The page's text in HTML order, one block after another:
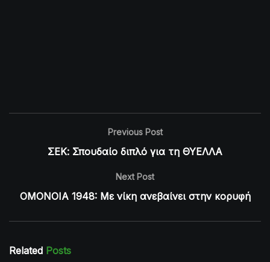
Previous Post
ΣΕΚ: Σπουδαίο διπλό για τη ΘΥΕΛΛΑ
Next Post
ΟΜΟΝΟΙΑ 1948: Με νίκη ανεβαίνει στην κορυφή
Related Posts